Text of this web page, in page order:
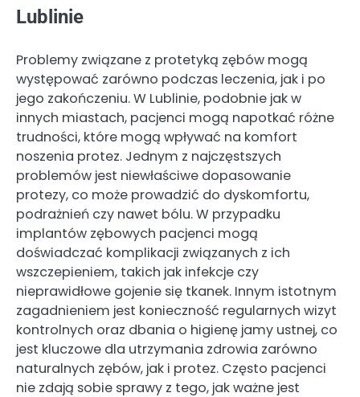
Lublinie
Problemy związane z protetyką zębów mogą
występować zarówno podczas leczenia, jak i po
jego zakończeniu. W Lublinie, podobnie jak w
innych miastach, pacjenci mogą napotkać różne
trudności, które mogą wpływać na komfort
noszenia protez. Jednym z najczęstszych
problemów jest niewłaściwe dopasowanie
protezy, co może prowadzić do dyskomfortu,
podrażnień czy nawet bólu. W przypadku
implantów zębowych pacjenci mogą
doświadczać komplikacji związanych z ich
wszczepieniem, takich jak infekcje czy
nieprawidłowe gojenie się tkanek. Innym istotnym
zagadnieniem jest konieczność regularnych wizyt
kontrolnych oraz dbania o higienę jamy ustnej, co
jest kluczowe dla utrzymania zdrowia zarówno
naturalnych zębów, jak i protez. Często pacjenci
nie zdają sobie sprawy z tego, jak ważne jest